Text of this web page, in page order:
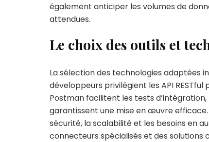
également anticiper les volumes de
attendues.
Le choix des outils et
La sélection des technologies adaptées
développeurs privilégient les API
Postman facilitent les tests
garantissent une mise en œuvre
sécurité, la scalabilité et les besoins en
connecteurs spécialisés et des solutions